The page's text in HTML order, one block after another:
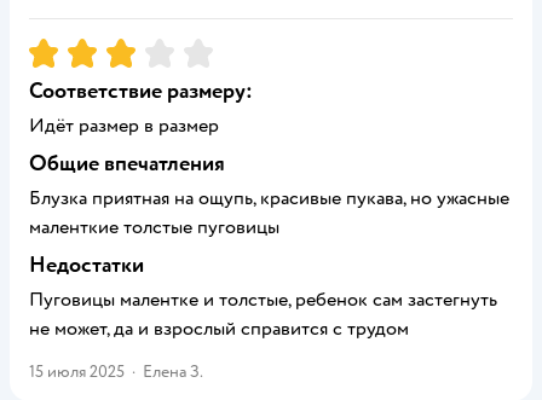
Рейтинг:3
Соответствие размеру:
Идёт размер в размер
Общие впечатления
Блузка приятная на ощупь, красивые пукава, но ужасные
маленткие толстые пуговицы
Недостатки
Пуговицы малентке и толстые, ребенок сам застегнуть
не может, да и взрослый справится с трудом
15 июля 2025 · Елена З.